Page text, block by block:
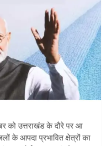
को उत्तराखंड के दौरे पर आ
के आपदा प्रभावित क्षेत्रों का